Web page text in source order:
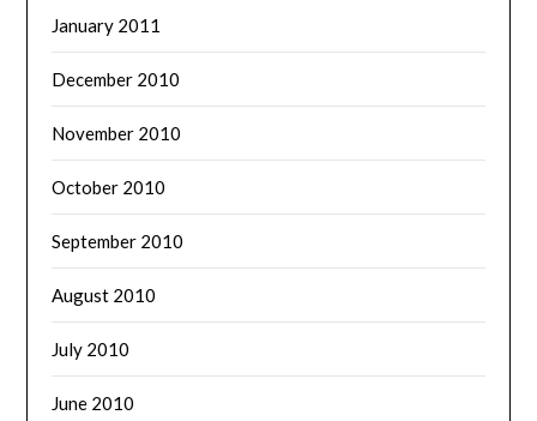
January 2011
December 2010
November 2010
October 2010
September 2010
August 2010
July 2010
June 2010